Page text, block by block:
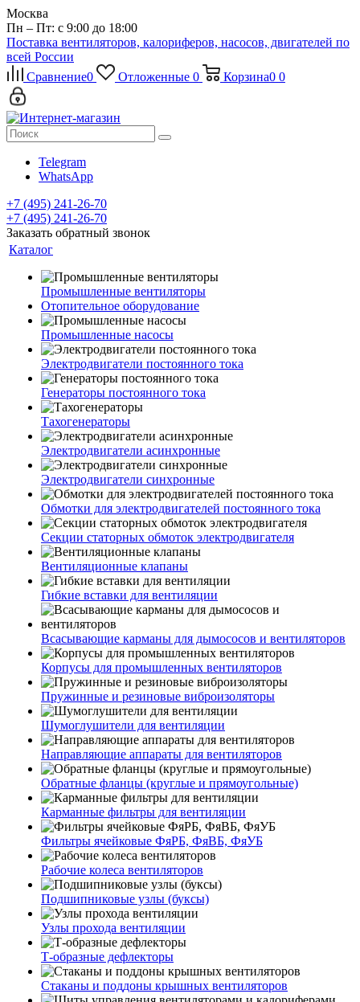
Москва
Пн – Пт: с 9:00 до 18:00
Поставка вентиляторов, калориферов, насосов, двигателей по
всей России
Сравнение0 Отложенные 0 Корзина0 0
Telegram
WhatsApp
+7 (495) 241-26-70
+7 (495) 241-26-70
Заказать обратный звонок
Каталог
Промышленные вентиляторы
Отопительное оборудование
Промышленные насосы
Электродвигатели постоянного тока
Генераторы постоянного тока
Тахогенераторы
Электродвигатели асинхронные
Электродвигатели синхронные
Обмотки для электродвигателей постоянного тока
Секции статорных обмоток электродвигателя
Вентиляционные клапаны
Гибкие вставки для вентиляции
Всасывающие карманы для дымососов и вентиляторов
Корпусы для промышленных вентиляторов
Пружинные и резиновые виброизоляторы
Шумоглушители для вентиляции
Направляющие аппараты для вентиляторов
Обратные фланцы (круглые и прямоугольные)
Карманные фильтры для вентиляции
Фильтры ячейковые ФяРБ, ФяВБ, ФяУБ
Рабочие колеса вентиляторов
Подшипниковые узлы (буксы)
Узлы прохода вентиляции
Т-образные дефлекторы
Стаканы и поддоны крышных вентиляторов